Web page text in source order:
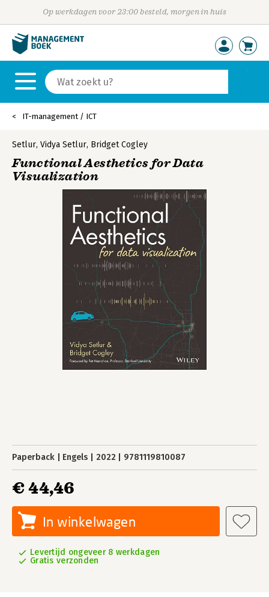
Op werkdagen voor 23:00 besteld, morgen in huis
IT-management / ICT
Setlur, Vidya Setlur, Bridget Cogley
Functional Aesthetics for Data
Visualization
Paperback Engels 2022 9781119810087
€ 44,46
In winkelwagen
Levertijd ongeveer 8 werkdagen
Gratis verzonden